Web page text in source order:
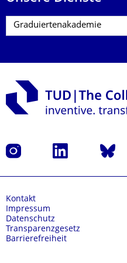
Instagram LinkedIn Bluesky
Kontakt
Impressum
Datenschutz
Transparenzgesetz
Barrierefreiheit